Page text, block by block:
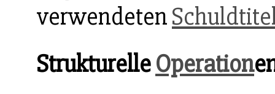
verwendeten
StrukturelleOperation